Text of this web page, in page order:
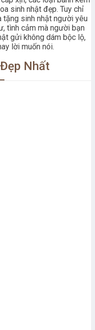
sinh nhật đẹp. Tuy chỉ
tặng sinh nhật người yêu
tình cảm mà người bạn
gửi không dám bộc lộ,
lời muốn nói.
Nhất